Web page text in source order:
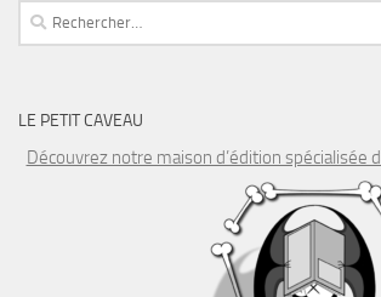
Rechercher :
LE PETIT CAVEAU
Découvrez notre maison d’édition spécialisée